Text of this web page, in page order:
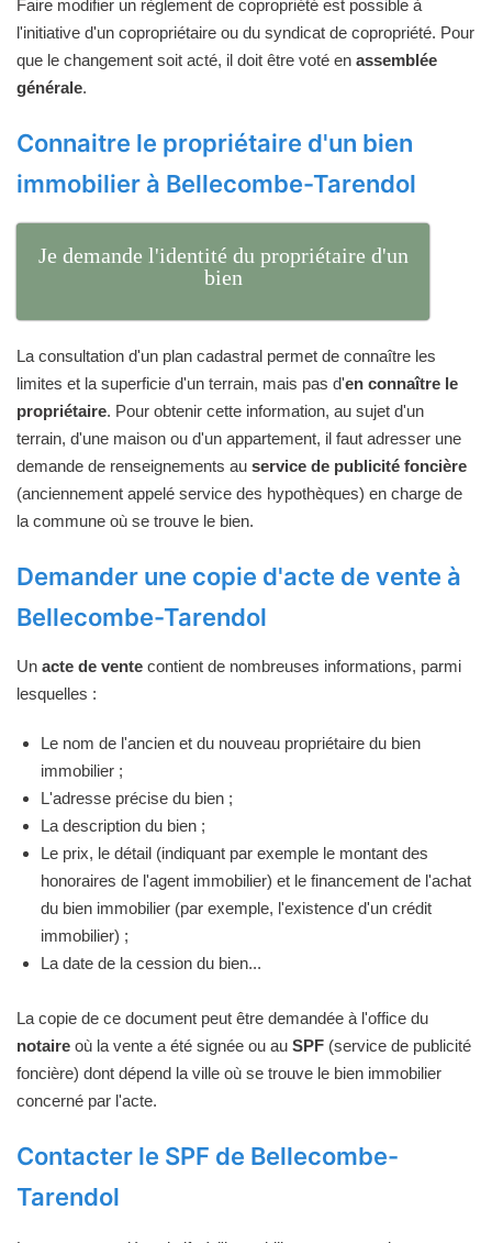
Faire modifier un règlement de copropriété est possible à
l'initiative d'un copropriétaire ou du syndicat de copropriété. Pour
que le changement soit acté, il doit être voté en assemblée
générale.
Connaitre le propriétaire d'un bien
immobilier à Bellecombe-Tarendol
Je demande l'identité du propriétaire d'un
bien
La consultation d'un plan cadastral permet de connaître les
limites et la superficie d'un terrain, mais pas d'en connaître le
propriétaire. Pour obtenir cette information, au sujet d'un
terrain, d'une maison ou d'un appartement, il faut adresser une
demande de renseignements au service de publicité foncière
(anciennement appelé service des hypothèques) en charge de
la commune où se trouve le bien.
Demander une copie d'acte de vente à
Bellecombe-Tarendol
Un acte de vente contient de nombreuses informations, parmi
lesquelles :
Le nom de l'ancien et du nouveau propriétaire du bien
immobilier ;
L'adresse précise du bien ;
La description du bien ;
Le prix, le détail (indiquant par exemple le montant des
honoraires de l'agent immobilier) et le financement de l'achat
du bien immobilier (par exemple, l'existence d'un crédit
immobilier) ;
La date de la cession du bien...
La copie de ce document peut être demandée à l'office du
notaire où la vente a été signée ou au SPF (service de publicité
foncière) dont dépend la ville où se trouve le bien immobilier
concerné par l'acte.
Contacter le SPF de Bellecombe-
Tarendol